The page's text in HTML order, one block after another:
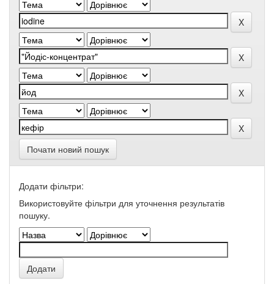
Почати новий пошук
Додати фільтри:
Використовуйте фільтри для уточнення результатів
пошуку.